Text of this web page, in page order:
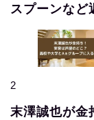
スプーンなど
2
末澤誠也が金